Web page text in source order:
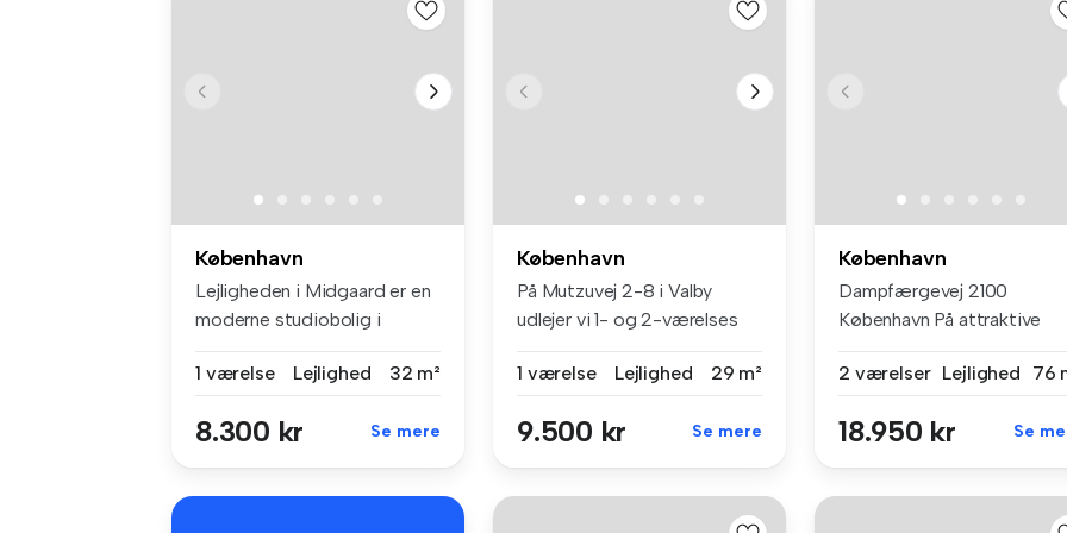
København
Lejligheden i Midgaard er en
moderne studiobolig i
1 værelse
Lejlighed 32 m²
8.300 kr Se mere
København
På Mutzuvej 2-8 i Valby
udlejer vi 1- og 2-værelses
1 værelse
Lejlighed 29 m²
9.500 kr Se mere
København
Dampfærgevej 2100
København På attraktive
2 værelser Lejlighed 76
18.950 kr Se